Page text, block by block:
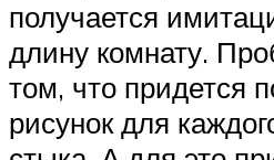
получается
длину комнату.
том, что придется
рисунок для